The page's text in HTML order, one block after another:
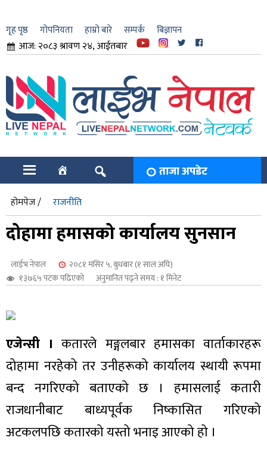
गृह पृष्ठ गोपनियता हाम्रो बारे सम्पर्क बिज्ञापन
आज: २०८३ श्रावण २४, आईतबार
ताजा अपडेट
होमपेज / राजनीति
दोहामा हमासको कार्यालय सुनसान
लाईभ नेपाल
२०८१ मंसिर ५, बुधबार (१ साल अघि)
१३७६५ पटक पढिएको
अनुमानित पढ्ने समय : १ मिनेट
एजेन्सी । कतारले मङ्गलबार हमासका वार्ताकारहरू
दोहामा नरहेको तर उनीहरूको कार्यालय स्थायी रूपमा
बन्द नगरिएको बताएको छ । हमासलाई कतारी
राजधानीबाट बाध्यपूर्वक निष्कासित गरिएको
अटकलपछि कतारको यस्तो भनाइ आएको हो ।